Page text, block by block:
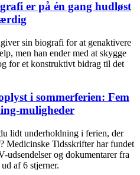
er på én gang hudløst
sin biografi for at genaktivere
men han ender med at skygge
for et konstruktivt bidrag til det
i sommerferien: Fem
muligheder
lidt underholdning i ferien, der
Medicinske Tidsskrifter har fundet
udsendelser og dokumentarer fra
af 6 stjerner.